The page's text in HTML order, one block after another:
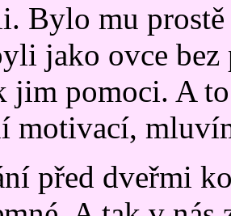
Bylo mu
jako ovce bez
jim pomoci. A
motivací,
před dveřmi